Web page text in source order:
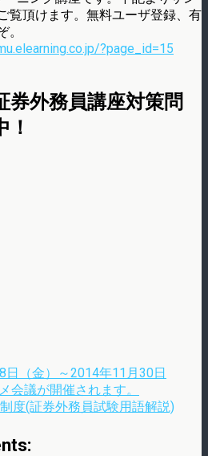
覧頂けます。無料ユーザ登録、有
。
?page_id=15
券外務員講座対策問
日（金）～2014年11月30日
会議が開催されます。
度(証券外務員試験用語解説)